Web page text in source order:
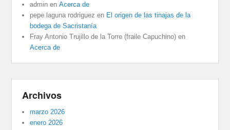
admin enAcerca de
pepe laguna rodriguez en El origen de las tinajas de la
bodega de Sacristanía
Fray Antonio Trujillo de la Torre (fraile Capuchino) en
Acerca de
Archivos
marzo 2026
enero 2026